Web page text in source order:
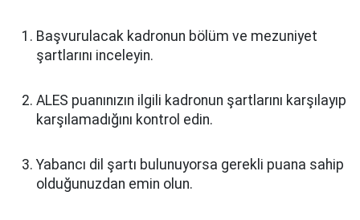
Başvurulacak kadronun bölüm ve mezuniyet
şartlarını inceleyin.
ALES puanınızın ilgili kadronun şartlarını karşılayıp
karşılamadığını kontrol edin.
Yabancı dil şartı bulunuyorsa gerekli puana sahip
olduğunuzdan emin olun.